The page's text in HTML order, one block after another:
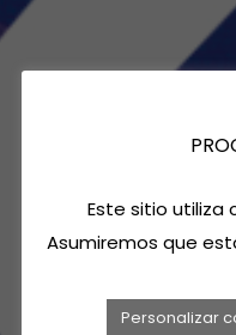
Este sitio utiliza
Asumiremos que
Personalizar